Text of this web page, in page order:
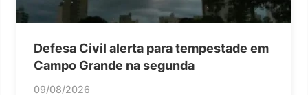
Defesa Civil alerta para tempestade em
Campo Grande na segunda
09/08/2026